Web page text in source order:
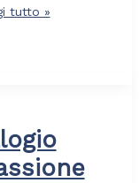
tutto »